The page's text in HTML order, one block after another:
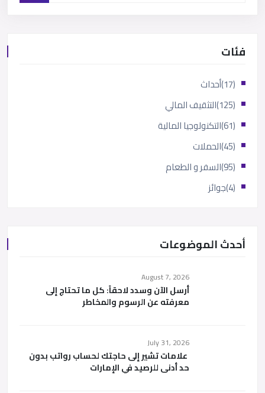
فئات
أحداث
(17)
التثقيف المالي
(125)
التكنولوجيا المالية
(61)
الحملات
(45)
السفر و الطعام
(95)
جوائز (4)
أحدث الموضوعات
August 7, 2026
أرسل الآن وسدد لاحقاً: كل ما تحتاج إلى
معرفته عن الرسوم والمخاطر
July 31, 2026
علامات تشير إلى حاجتك لحساب رواتب بدون
حد أدنى للرصيد في الإمارات